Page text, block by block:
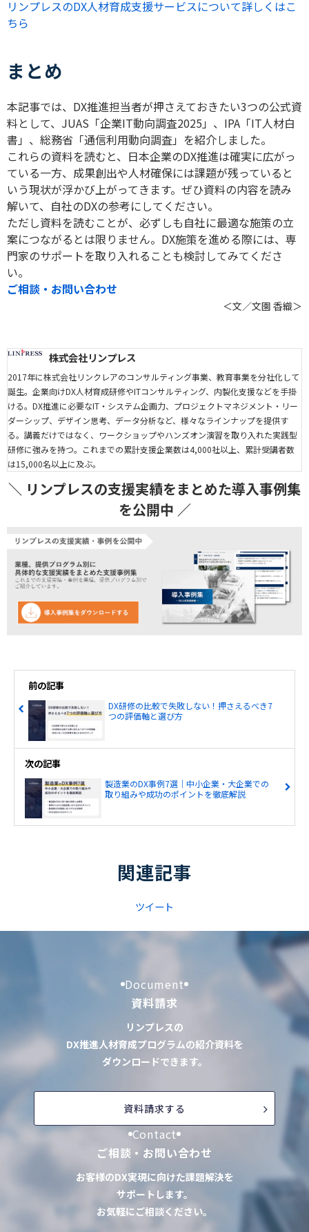
リンプレスのDX人材育成支援サービスについて詳しくはこ
ちら
まとめ
本記事では、 DX推進担当者が押さえておきたい3つの公式資
料として、 JUAS 「企業IT動向調査2025 」、 IPA 「IT人材白
書」、総務省「通信利用動向調査」を紹介しました。
これらの資料を読むと、日本企業のDX推進は確実に広がっ
ている一方、成果創出や人材確保には課題が残っていると
いう現状が浮かび上がってきます。ぜひ資料の内容を読み
解いて、自社のDXの参考にしてください。
ただし資料を読むことが、必ずしも自社に最適な施策の立
案につながるとは限りません。 DX施策を進める際には、専
門家のサポートを取り入れることも検討してみてくださ
い。
ご相談・お問い合わせ
＜文／文園 香織＞
株式会社リンプレス
2017年に株式会社リンクレアのコンサルティング事業、教育事業を分社化して
誕生。企業向けDX人材育成研修やITコンサルティング、内製化支援などを手掛
ける。DX推進に必要なIT・システム企画力、プロジェクトマネジメント・リー
ダーシップ、デザイン思考、データ分析など、様々なラインナップを提供す
る。講義だけではなく、ワークショップやハンズオン演習を取り入れた実践型
研修に強みを持つ。これまでの累計支援企業数は4,000社以上、累計受講者数
は15,000名以上に及ぶ。
＼ リンプレスの支援実績をまとめた導入事例集
を公開中 ／
前の記事
DX研修の比較で失敗しない！押さえるべき7
つの評価軸と選び方
次の記事
製造業のDX事例7選｜中小企業・大企業での
取り組みや成功のポイントを徹底解説
関連記事
ツイート
Document
資料請求
リンプレスの
DX推進人材育成プログラムの紹介資料を
ダウンロードできます。
資料請求する
Contact
ご相談・お問い合わせ
お客様のDX実現に向けた課題解決を
サポートします。
お気軽にご相談ください。